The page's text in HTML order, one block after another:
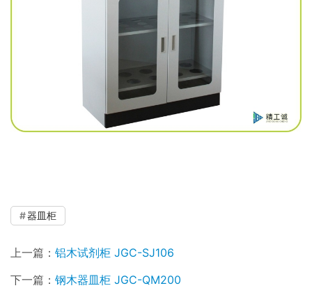
器皿柜
上一篇： 铝木试剂柜 JGC-SJ106
下一篇： 钢木器皿柜 JGC-QM200